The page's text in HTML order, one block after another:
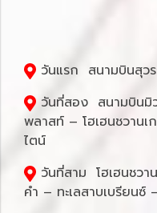
วันแรก สนามบินสุว
วันที่สอง สนามบินมิ
พลาสท์ – โฮเฮนชวานเ
ไตน์
วันที่สาม โฮเฮนชว
คํา – ทะเลสาบเบรียนซ์